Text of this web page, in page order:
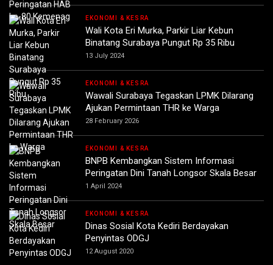
EKONOMI & KESRA
Wali Kota Eri Murka, Parkir Liar Kebun
Binatang Surabaya Pungut Rp 35 Ribu
13 July 2024
EKONOMI & KESRA
Wawali Surabaya Tegaskan LPMK Dilarang
Ajukan Permintaan THR ke Warga
28 February 2026
EKONOMI & KESRA
BNPB Kembangkan Sistem Informasi
Peringatan Dini Tanah Longsor Skala Besar
1 April 2024
EKONOMI & KESRA
Dinas Sosial Kota Kediri Berdayakan
Penyintas ODGJ
12 August 2020